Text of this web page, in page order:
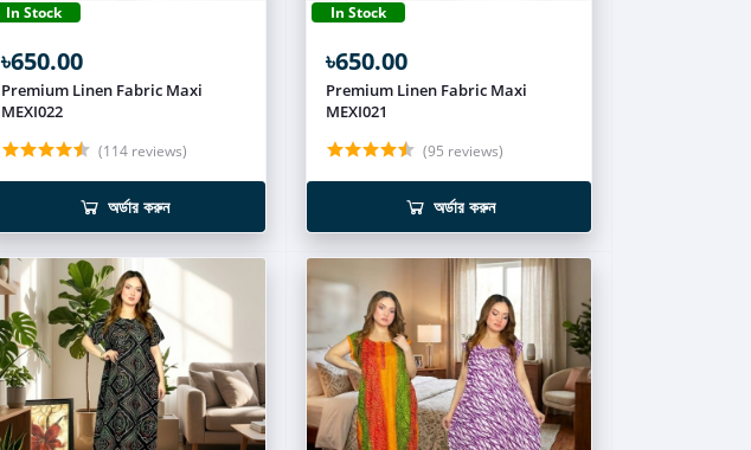
In Stock
৳650.00
Premium Linen Fabric Maxi
MEXI022
(114 reviews)
অর্ডার করুন
In Stock
৳650.00
Premium Linen Fabric Maxi
MEXI021
(95 reviews)
অর্ডার করুন